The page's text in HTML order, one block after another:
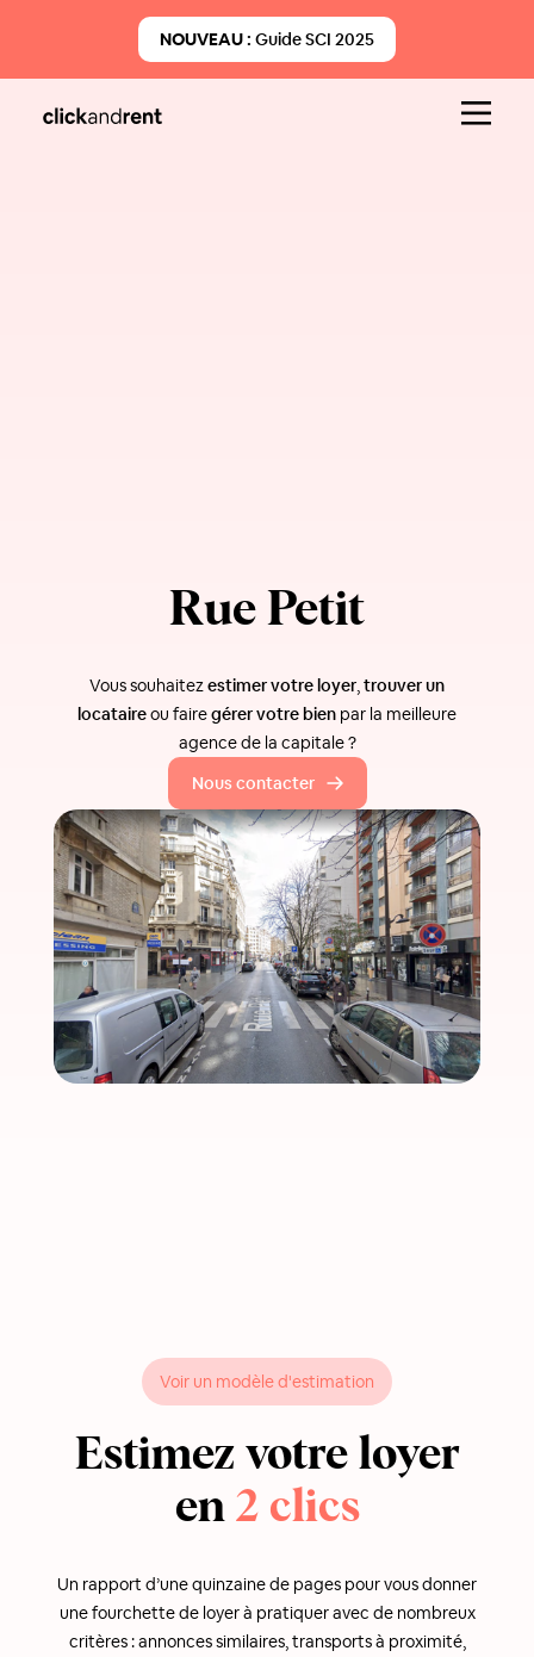
NOUVEAU : Guide SCI 2025
Rue Petit
Vous souhaitezestimer votre loyer,trouver un
locataireou fairegérer votre bien par la meilleure
agence de la capitale ?
Nous contacter
Voir un modèle d'estimation
Estimez votre loyer
en 2 clics
Un rapport d’une quinzaine de pages pour vous donner
une fourchette de loyer à pratiquer avec de nombreux
critères : annonces similaires, transports à proximité,